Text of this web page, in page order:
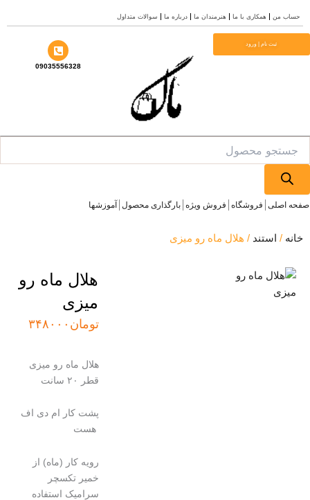
همکاری با ما هنرمندان ما درباره ما سوالات متداول
ثبت نام | ورود
09035556328
فروشگاه فروش ویژه بارگذاری محصول آموزشها
استند/ هلال ماه رو میزی
هلال ماه رو
میزی
تومان۳۴۸۰۰۰
هلال ماه رو میزی
پشت کار ام دی اف
رویه کار (ماه) از
خمیر تکسچر
سرامیک استفاده